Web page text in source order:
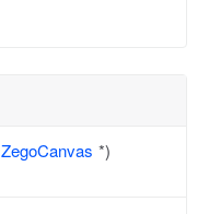
ZegoCanvas *)